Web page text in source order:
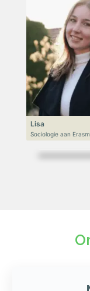
Lisa
Sociologie aan